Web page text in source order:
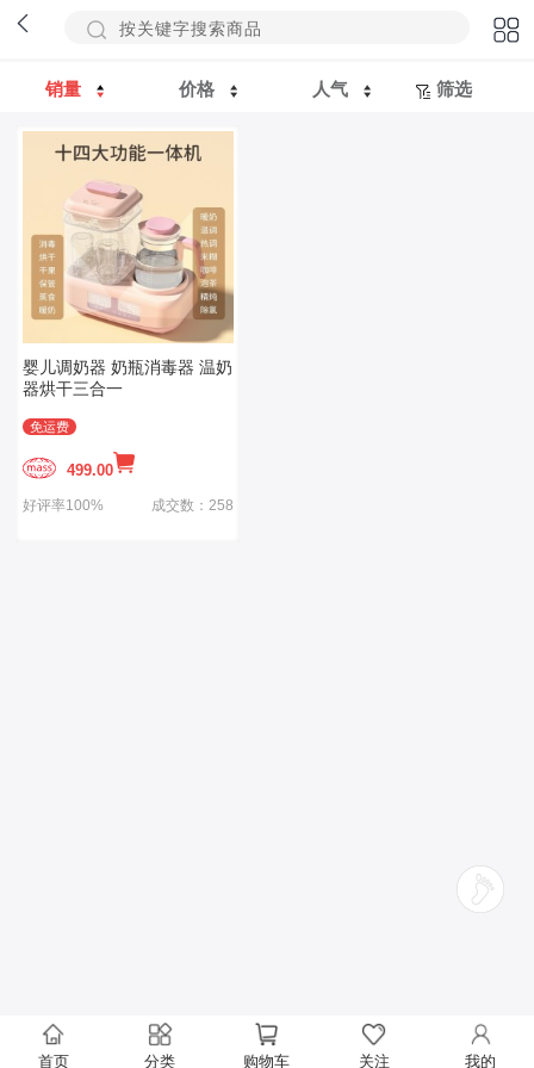
销量 价格 人气 筛选
婴儿调奶器 奶瓶消毒器 温奶
器烘干三合一
免运费
499.00
好评率100% 成交数：258
首页 分类 购物车 关注 我的